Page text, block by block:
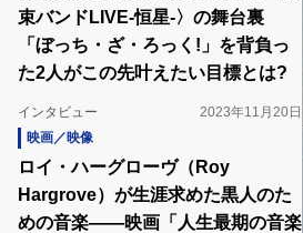
束バンドLIVE-恒星-〉の舞台裏
「ぼっち・ざ・ろっく!」を背負っ
た2人がこの先叶えたい目標とは?
インタビュー
2023年11月20日
映画／映像
ロイ・ハーグローヴ（Roy
Hargrove）が生涯求めた黒人のた
めの音楽――映画「人生最期の音楽